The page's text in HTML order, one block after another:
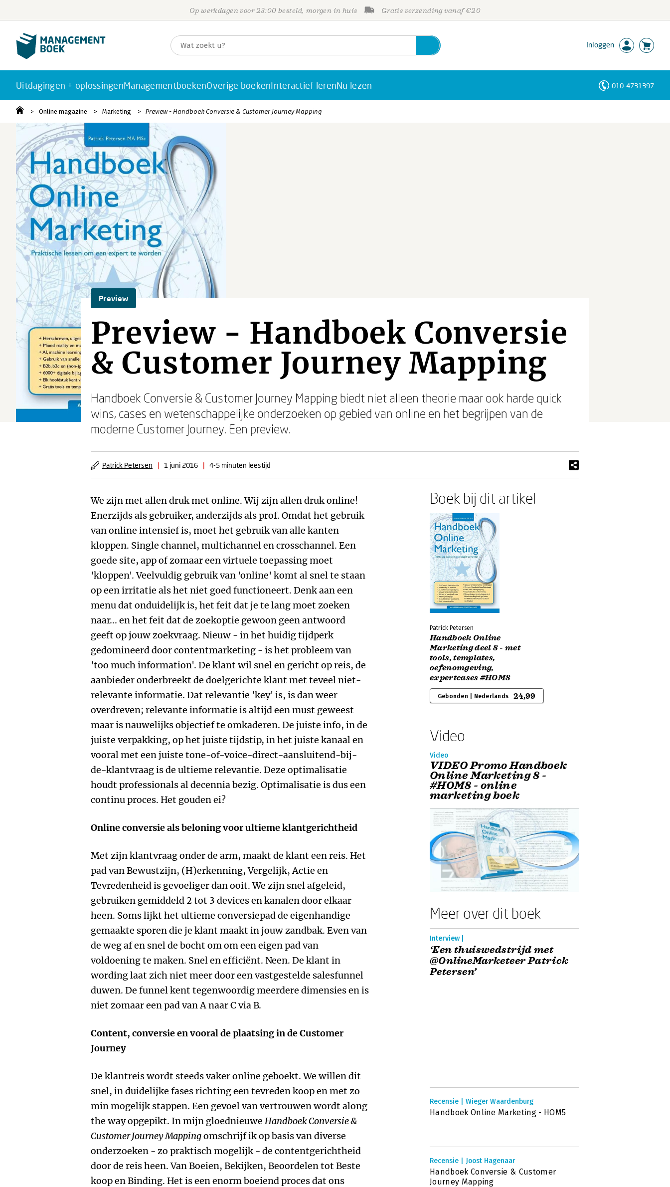
Op werkdagen voor 23:00 besteld, morgen in huis Gratis verzending vanaf €20
Inloggen
Uitdagingen + oplossingenManagementboekenOverige boekenInteractief lerenNu lezen 010-4731397
Online magazine Marketing Preview - Handboek Conversie & Customer Journey Mapping
Preview
Preview - Handboek Conversie
& Customer Journey Mapping
Handboek Conversie & Customer Journey Mapping biedt niet alleen theorie maar ook harde quick
wins, cases en wetenschappelijke onderzoeken op gebied van online en het begrijpen van de
moderne Customer Journey. Een preview.
Patrick Petersen | 1 juni 2016 | 4-5 minuten leestijd
We zijn met allen druk met online. Wij zijn allen druk online!
Enerzijds als gebruiker, anderzijds als prof. Omdat het gebruik
van online intensief is, moet het gebruik van alle kanten
kloppen. Single channel, multichannel en crosschannel. Een
goede site, app of zomaar een virtuele toepassing moet
'kloppen'. Veelvuldig gebruik van 'online' komt al snel te staan
op een irritatie als het niet goed functioneert. Denk aan een
menu dat onduidelijk is, het feit dat je te lang moet zoeken
naar... en het feit dat de zoekoptie gewoon geen antwoord
geeft op jouw zoekvraag. Nieuw - in het huidig tijdperk
gedomineerd door contentmarketing - is het probleem van
'too much information'. De klant wil snel en gericht op reis, de
aanbieder onderbreekt de doelgerichte klant met teveel niet-
relevante informatie. Dat relevantie 'key' is, is dan weer
overdreven; relevante informatie is altijd een must geweest
maar is nauwelijks objectief te omkaderen. De juiste info, in de
juiste verpakking, op het juiste tijdstip, in het juiste kanaal en
vooral met een juiste tone-of-voice-direct-aansluitend-bij-
de-klantvraag is de ultieme relevantie. Deze optimalisatie
houdt professionals al decennia bezig. Optimalisatie is dus een
continu proces. Het gouden ei?
Online conversie als beloning voor ultieme klantgerichtheid
Met zijn klantvraag onder de arm, maakt de klant een reis. Het
pad van Bewustzijn, (H)erkenning, Vergelijk, Actie en
Tevredenheid is gevoeliger dan ooit. We zijn snel afgeleid,
gebruiken gemiddeld 2 tot 3 devices en kanalen door elkaar
heen. Soms lijkt het ultieme conversiepad de eigenhandige
gemaakte sporen die je klant maakt in jouw zandbak. Even van
de weg af en snel de bocht om om een eigen pad van
voldoening te maken. Snel en efficiënt. Neen. De klant in
wording laat zich niet meer door een vastgestelde salesfunnel
duwen. De funnel kent tegenwoordig meerdere dimensies en is
niet zomaar een pad van A naar C via B.
Content, conversie en vooral de plaatsing in de Customer
Journey
De klantreis wordt steeds vaker online geboekt. We willen dit
snel, in duidelijke fases richting een tevreden koop en met zo
min mogelijk stappen. Een gevoel van vertrouwen wordt along
the way opgepikt. In mijn gloednieuwe Handboek Conversie &
Customer Journey Mappingomschrijf ik op basis van diverse
onderzoeken - zo praktisch mogelijk - de contentgerichtheid
door de reis heen. Van Boeien, Bekijken, Beoordelen tot Beste
koop en Binding. Het is een enorm boeiend proces dat ons
Boek bij dit artikel
Patrick Petersen
Handboek Online
Marketing deel 8 - met
tools, templates,
oefenomgeving,
expertcases #HOM8
Gebonden | Nederlands 24,99
Video
Video
VIDEO Promo Handboek
Online Marketing 8 -
#HOM8 - online
marketing boek
Meer over dit boek
Interview |
‘Een thuiswedstrijd met
@OnlineMarketeer Patrick
Petersen’
Recensie | Wieger Waardenburg
Handboek Online Marketing - HOM5
Recensie | Joost Hagenaar
Handboek Conversie & Customer
Journey Mapping
Personen